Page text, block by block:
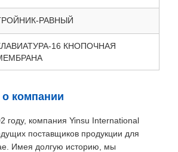
РАВНЫЙ
16 КНОПОЧНАЯ
компании
году, компания Yinsu International
поставщиков продукции для
Имея долгую историю, мы